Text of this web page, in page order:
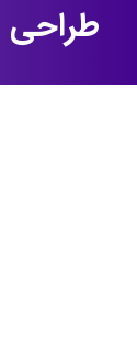
طراحی